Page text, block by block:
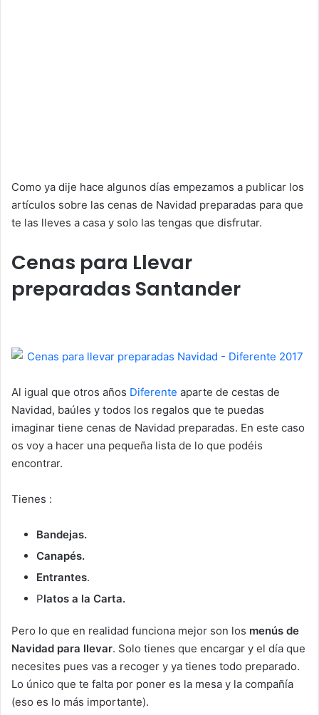
Como ya dije hace algunos días empezamos a publicar los
artículos sobre las cenas de Navidad preparadas para que
te las lleves a casa y solo las tengas que disfrutar.
Cenas para Llevar
preparadas Santander
Al igual que otros años Diferente aparte de cestas de
Navidad, baúles y todos los regalos que te puedas
imaginar tiene cenas de Navidad preparadas. En este caso
os voy a hacer una pequeña lista de lo que podéis
encontrar.
Tienes :
Bandejas.
Canapés.
Entrantes.
Platos a la Carta.
Pero lo que en realidad funciona mejor son los menús de
Navidad para llevar. Solo tienes que encargar y el día que
necesites pues vas a recoger y ya tienes todo preparado.
Lo único que te falta por poner es la mesa y la compañía
(eso es lo más importante).